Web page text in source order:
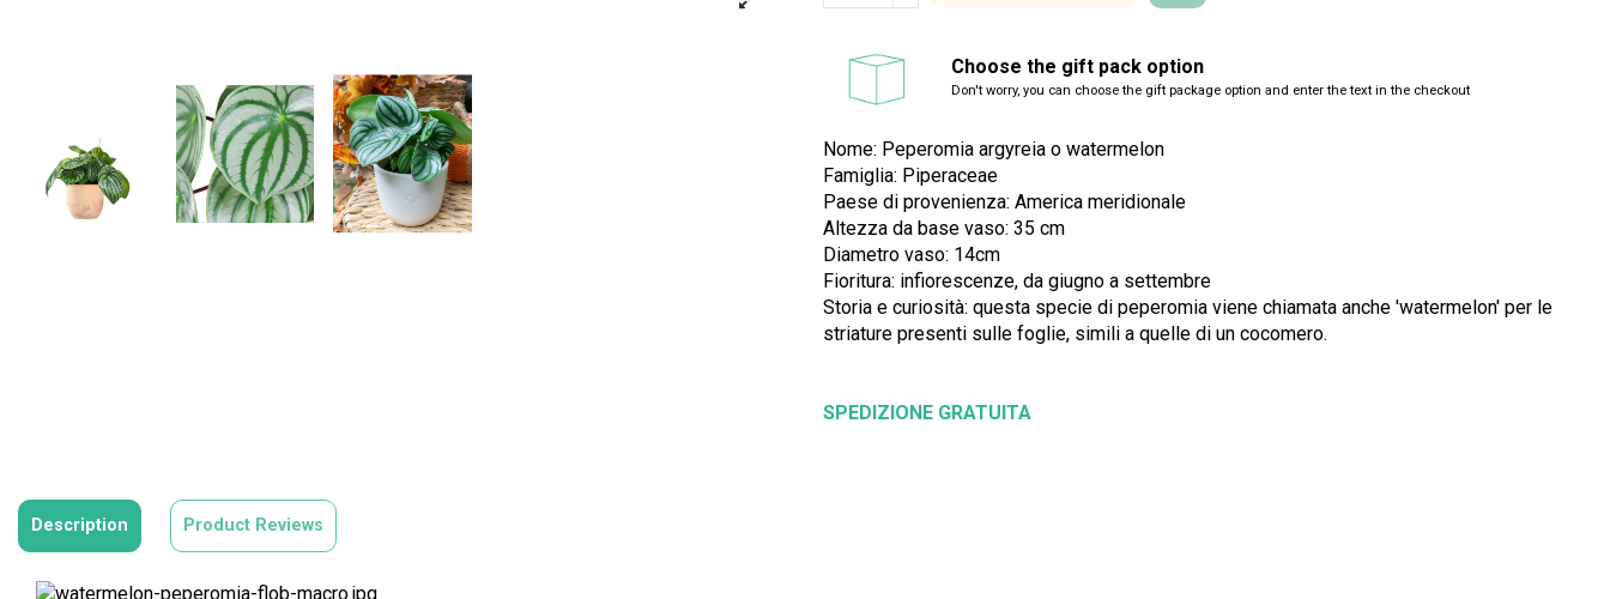
Choose the gift pack option
Don't worry, you can choose the gift package option and enter the text in the checkout
Nome: Peperomia argyreia o watermelon
Famiglia: Piperaceae
Paese di provenienza: America meridionale
Altezza da base vaso: 35 cm
Diametro vaso: 14cm
Fioritura: infiorescenze, da giugno a settembre
Storia e curiosità: questa specie di peperomia viene chiamata anche 'watermelon' per le
striature presenti sulle foglie, simili a quelle di un cocomero.
SPEDIZIONE GRATUITA
Description Product Reviews